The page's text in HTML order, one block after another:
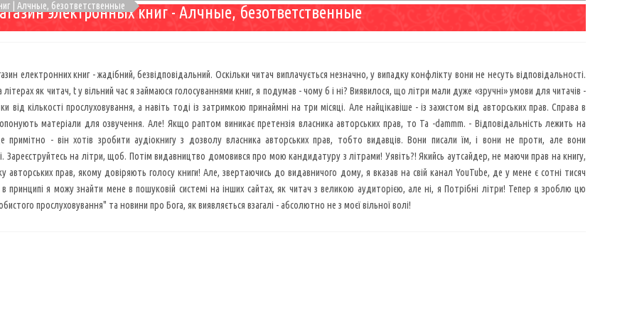
| Алчные, безответственные
электронных книг - Алчные, безответственные
електронних книг - жадібний, безвідповідальний. Оскільки читач виплачується незначно, у випадку конфлікту вони не несуть відповідальності.
літерах як читач, t у вільний час я займаюся голосуваннями книг, я подумав - чому б і ні? Виявилося, що літри мали дуже «зручні» умови для читачів -
від кількості прослуховування, а навіть тоді із затримкою принаймні на три місяці. Але найцікавіше - із захистом від авторських прав. Справа в
матеріали для озвучення. Але! Якщо раптом виникає претензія власника авторських прав, то Ta -dammm. - Відповідальність лежить на
примітно - він хотів зробити аудіокнигу з дозволу власника авторських прав, тобто видавців. Вони писали їм, і вони не проти, але вони
Зареєструйтесь на літри, щоб. Потім видавництво домовився про мою кандидатуру з літрами! Уявіть?! Якийсь аутсайдер, не маючи прав на книгу,
авторських прав, якому довіряють голосу книги! Але, звертаючись до видавничого дому, я вказав на свій канал YouTube, де у мене є сотні тисяч
в принципі я можу знайти мене в пошуковій системі на інших сайтах, як читач з великою аудиторією, але ні, я Потрібні літри! Тепер я зроблю цю
прослуховування" та новини про Бога, як виявляється взагалі - абсолютно не з моєї вільної волі!